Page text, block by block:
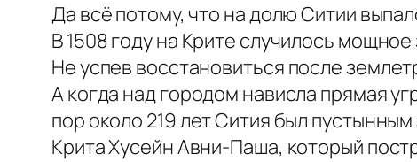
Да всё потому, что на долю Ситии
В 1508 году на Крите случилось
Не успев восстановиться после
А когда над городом нависла прямая
пор около 219 лет Сития был
Крита Хусейн Авни-Паша, который